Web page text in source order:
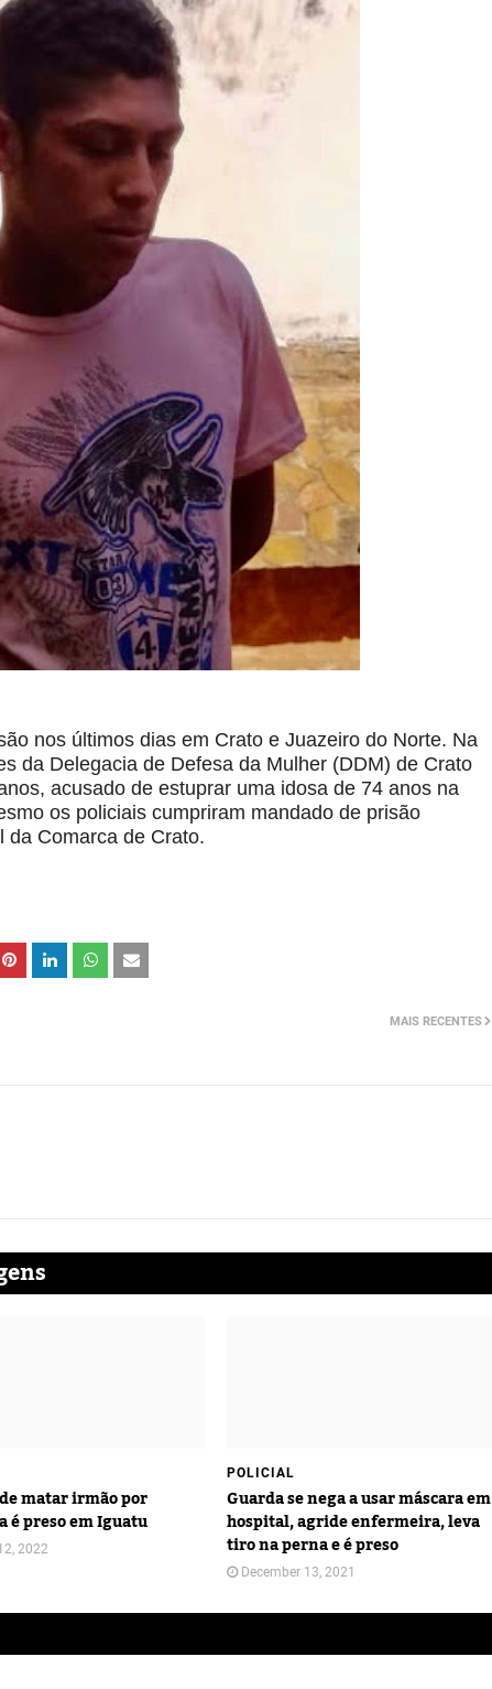
nos últimos dias em Crato e Juazeiro do Norte. Na
da Delegacia de Defesa da Mulher (DDM) de Crato
acusado de estuprar uma idosa de 74 anos na
os policiais cumpriram mandado de prisão
da Comarca de Crato.
MAIS RECENTES
matar irmão por
é preso em Iguatu
2022
POLICIAL
Guarda se nega a usar máscara em
hospital, agride enfermeira, leva
tiro na perna e é preso
December 13, 2021